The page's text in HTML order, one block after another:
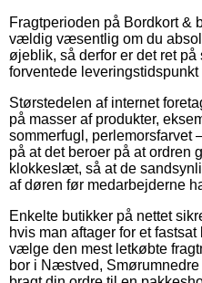
Fragtperioden på Bordkort &
vældig væsentlig om du
øjeblik, så derfor er det ret
forventede
Størstedelen af internet
på masser af produkter,
sommerfugl,
på at det beroer på at ordren
klokkeslæt, så at de
af døren før medarbejderne
Enkelte butikker på nettet
hvis man aftager for et
vælge den mest letkøbte
bor i Næstved,